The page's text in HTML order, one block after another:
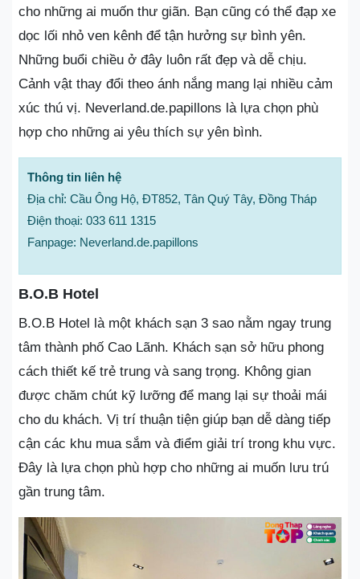
cho những ai muốn thư giãn. Bạn cũng có thể đạp xe
dọc lối nhỏ ven kênh để tận hưởng sự bình yên.
Những buổi chiều ở đây luôn rất đẹp và dễ chịu.
Cảnh vật thay đổi theo ánh nắng mang lại nhiều cảm
xúc thú vị. Neverland.de.papillons là lựa chọn phù
hợp cho những ai yêu thích sự yên bình.
Thông tin liên hệ
Địa chỉ: Cầu Ông Hộ, ĐT852, Tân Quý Tây, Đồng Tháp
Điện thoại: 033 611 1315
Fanpage: Neverland.de.papillons
B.O.B Hotel
B.O.B Hotel là một khách sạn 3 sao nằm ngay trung
tâm thành phố Cao Lãnh. Khách sạn sở hữu phong
cách thiết kế trẻ trung và sang trọng. Không gian
được chăm chút kỹ lưỡng để mang lại sự thoải mái
cho du khách. Vị trí thuận tiện giúp bạn dễ dàng tiếp
cận các khu mua sắm và điểm giải trí trong khu vực.
Đây là lựa chọn phù hợp cho những ai muốn lưu trú
gần trung tâm.